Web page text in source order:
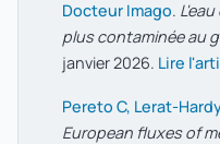
Docteur Imago.
plus contaminée au
janvier 2026. Lire
Pereto C, Lerat-
European fluxes of